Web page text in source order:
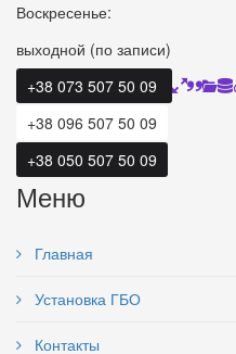
Воскресенье:
выходной (по записи)
+38 073 507 50 09
+38 096 507 50 09
+38 050 507 50 09
Меню
Главная
Установка ГБО
Контакты